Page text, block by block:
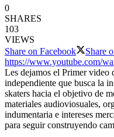
0
SHARES
103
VIEWS
Share on Facebook
Share
https://www.youtube.com/
Les dejamos el Primer
independiente que busca la
skaters hacia el objetivo de
materiales audioviosuales,
indumentaria e intereses
para seguir construyendo